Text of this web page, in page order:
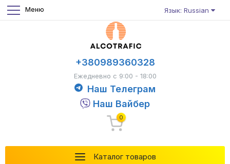
Меню Язык: Russian
Каталог товаров
+380989360328
Ежедневно с 9:00 - 18:00
Наш Телеграм
Наш Вайбер
0